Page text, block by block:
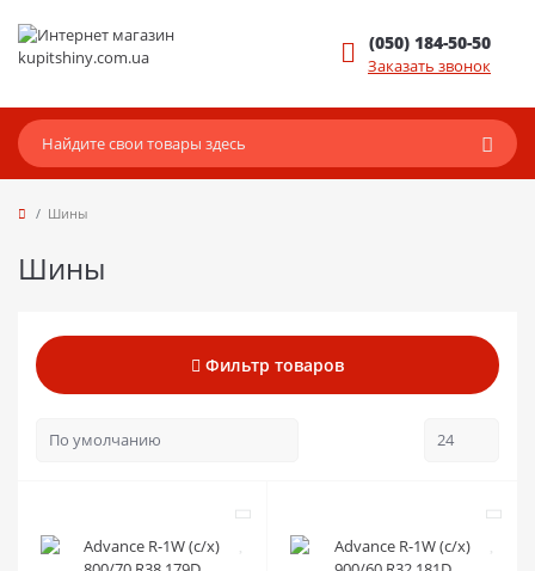
(050) 184-50-50
Заказать звонок
Шины
Шины
Фильтр товаров